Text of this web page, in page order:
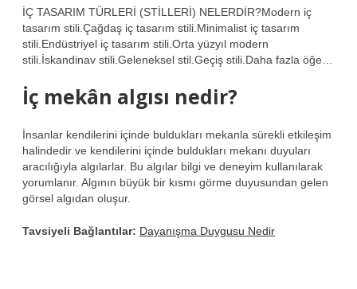
İÇ TASARIM TÜRLERİ (STİLLERİ) NELERDİR?Modern iç
tasarım stili.Çağdaş iç tasarım stili.Minimalist iç tasarım
stili.Endüstriyel iç tasarım stili.Orta yüzyıl modern
stili.İskandinav stili.Geleneksel stil.Geçiş stili.Daha fazla öğe…
İç mekân algısı nedir?
İnsanlar kendilerini içinde buldukları mekanla sürekli etkileşim
halindedir ve kendilerini içinde buldukları mekanı duyuları
aracılığıyla algılarlar. Bu algılar bilgi ve deneyim kullanılarak
yorumlanır. Algının büyük bir kısmı görme duyusundan gelen
görsel algıdan oluşur.
Tavsiyeli Bağlantılar: Dayanışma Duygusu Nedir